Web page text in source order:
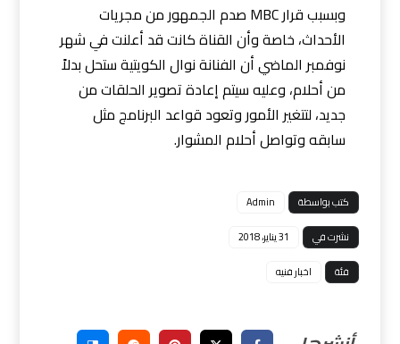
وبسبب قرار MBC صدم الجمهور من مجريات
الأحداث، خاصة وأن القناة كانت قد أعلنت في شهر
نوفمبر الماضي أن الفنانة نوال الكويتية ستحل بدلاً
من أحلام، وعليه سيتم إعادة تصوير الحلقات من
جديد، لتتغير الأمور وتعود قواعد البرنامج مثل
سابقه وتواصل أحلام المشوار.
كتب بواسطة
Admin
نشرت في
31 يناير، 2018
فئة
اخبار فنيه